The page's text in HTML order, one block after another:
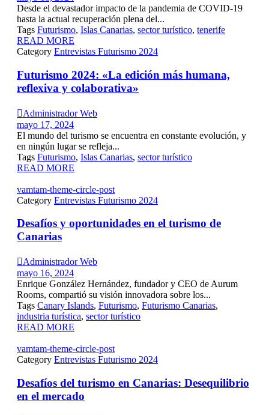
Desde el devastador impacto de la pandemia de COVID-19
hasta la actual recuperación plena del...
Tags Futurismo, Islas Canarias, sector turístico, tenerife
READ MORE
Category Entrevistas Futurismo 2024
Futurismo 2024: «La edición más humana,
reflexiva y colaborativa»
Administrador Web
mayo 17, 2024
El mundo del turismo se encuentra en constante evolución, y
en ningún lugar se refleja...
Tags Futurismo, Islas Canarias, sector turístico
READ MORE
vamtam-theme-circle-post
Category Entrevistas Futurismo 2024
Desafíos y oportunidades en el turismo de
Canarias
Administrador Web
mayo 16, 2024
Enrique González Hernández, fundador y CEO de Aurum
Rooms, compartió su visión innovadora sobre los...
Tags Canary Islands, Futurismo, Futurismo Canarias,
industria turística, sector turístico
READ MORE
vamtam-theme-circle-post
Category Entrevistas Futurismo 2024
Desafíos del turismo en Canarias: Desequilibrio
en el mercado